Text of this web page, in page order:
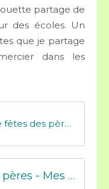
partage de
des écoles. Un
que je partage
dans les
Poésie fêtes des pères N3
Poésie pour la Fête des pères - Mes tresses D Zécolles